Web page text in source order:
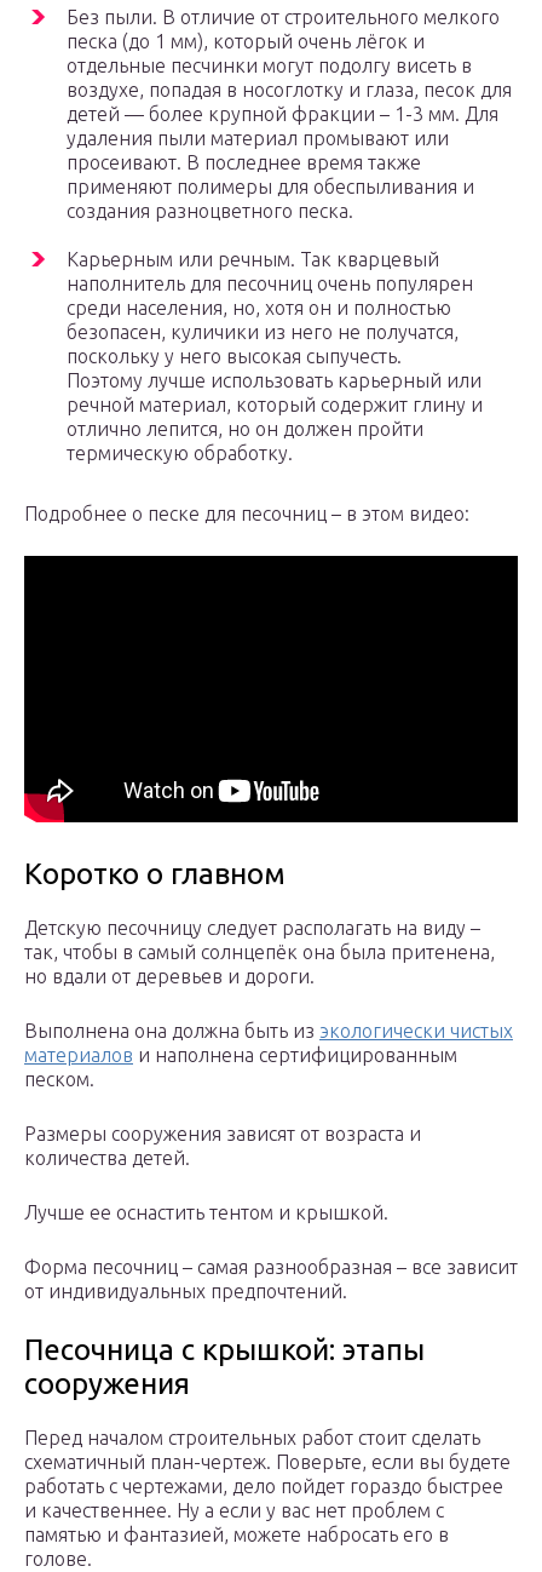
Без пыли. В отличие от строительного мелкого
песка (до 1 мм), который очень лёгок и
отдельные песчинки могут подолгу висеть в
воздухе, попадая в носоглотку и глаза, песок для
детей — более крупной фракции – 1-3 мм. Для
удаления пыли материал промывают или
просеивают. В последнее время также
применяют полимеры для обеспыливания и
создания разноцветного песка.
Карьерным или речным. Так кварцевый
наполнитель для песочниц очень популярен
среди населения, но, хотя он и полностью
безопасен, куличики из него не получатся,
поскольку у него высокая сыпучесть.
Поэтому лучше использовать карьерный или
речной материал, который содержит глину и
отлично лепится, но он должен пройти
термическую обработку.
Подробнее о песке для песочниц – в этом видео:
Коротко о главном
Детскую песочницу следует располагать на виду –
так, чтобы в самый солнцепёк она была притенена,
но вдали от деревьев и дороги.
Выполнена она должна быть из экологически чистых
материалов и наполнена сертифицированным
песком.
Размеры сооружения зависят от возраста и
количества детей.
Лучше ее оснастить тентом и крышкой.
Форма песочниц – самая разнообразная – все зависит
от индивидуальных предпочтений.
Песочница с крышкой: этапы
сооружения
Перед началом строительных работ стоит сделать
схематичный план-чертеж. Поверьте, если вы будете
работать с чертежами, дело пойдет гораздо быстрее
и качественнее. Ну а если у вас нет проблем с
памятью и фантазией, можете набросать его в
голове.